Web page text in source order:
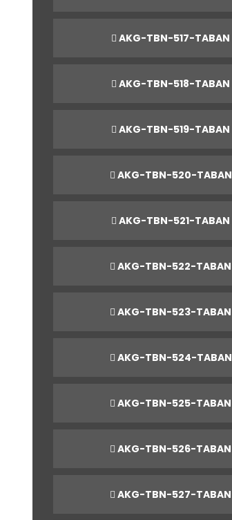
AKG-TBN-517-TABAN
AKG-TBN-518-TABAN
AKG-TBN-519-TABAN
AKG-TBN-520-TABAN
AKG-TBN-521-TABAN
AKG-TBN-522-TABAN
AKG-TBN-523-TABAN
AKG-TBN-524-TABAN
AKG-TBN-525-TABAN
AKG-TBN-526-TABAN
AKG-TBN-527-TABAN